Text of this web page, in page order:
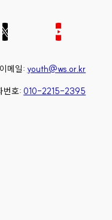
이메일: youth@ws.or.kr
번호: 010-2215-2395